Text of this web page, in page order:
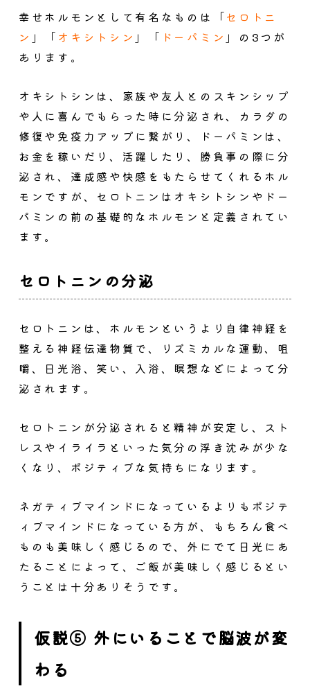
幸せホルモンとして有名なものは「セロトニ
ン 」「 オキシトシン 」「 ドーパミン 」の3つが
あります。
オキシトシンは、家族や友人とのスキンシップ
や人に喜んでもらった時に分泌され、カラダの
修復や免疫力アップに繋がり、ドーパミンは、
お金を稼いだり、活躍したり、勝負事の際に分
泌され、達成感や快感をもたらせてくれるホル
モンですが、 セロトニンはオキシトシンやドー
パミンの前の基礎的なホルモン と定義されてい
ます。
セロトニンの分泌
セロトニンは、ホルモンというより自律神経を
整える神経伝達物質で、リズミカルな運動、咀
嚼、日光浴、笑い、入浴、瞑想などによって分
泌されます。
セロトニンが分泌されると精神が安定し、スト
レスやイライラといった気分の浮き沈みが少な
くなり、ポジティブな気持ちになります。
ネガティブマインドになっているよりもポジテ
ィブマインドになっている方が、もちろん食べ
ものも美味しく感じるので、外にでて日光にあ
たることによって、ご飯が美味しく感じるとい
うことは十分ありそうです。
仮説⑤ 外にいることで脳波が変
わる